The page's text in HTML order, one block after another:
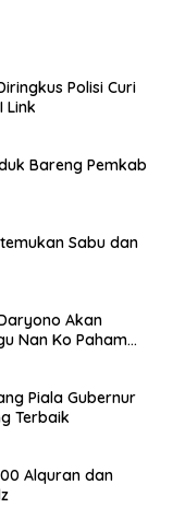
Polisi Curi
Link
Bareng Pemkab
Sabu dan
Akan
Nan Ko Paham
Piala Gubernur
Terbaik
Alquran dan